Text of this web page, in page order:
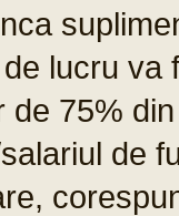
lucru va
de 75%
de